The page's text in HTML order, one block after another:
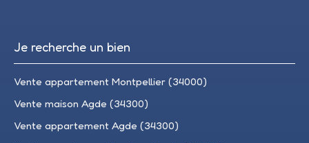
Je recherche un bien
Vente appartement Montpellier (34000)
Vente maison Agde (34300)
Vente appartement Agde (34300)